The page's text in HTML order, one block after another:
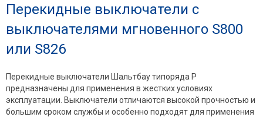
Перекидные выключатели с
выключателями мгновенного S800
или S826
Перекидные выключатели Шальтбау типоряда Р
предназначены для применения в жестких условиях
эксплуатации. Выключатели отличаются высокой прочностью и
большим сроком службы и особенно подходят для применения